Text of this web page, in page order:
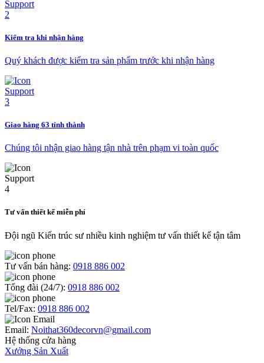
Kiểm tra khi nhận hàng
Quý khách được kiểm tra sản phẩm trước khi nhận hàng
Giao hàng 63 tỉnh thành
Chúng tôi nhận giao hàng tận nhà trên phạm vi toàn quốc
Tư vấn thiết kế miễn phí
Đội ngũ Kiến trúc sư nhiều kinh nghiệm tư vấn thiết kế tận tâm
Tư vấn bán hàng: 0918 886 002
Tổng đài (24/7): 0918 886 002
Tel/Fax: 0918 886 002
Email: Noithat360decorvn@gmail.com
Hệ thống cửa hàng
Xưởng Sản Xuất